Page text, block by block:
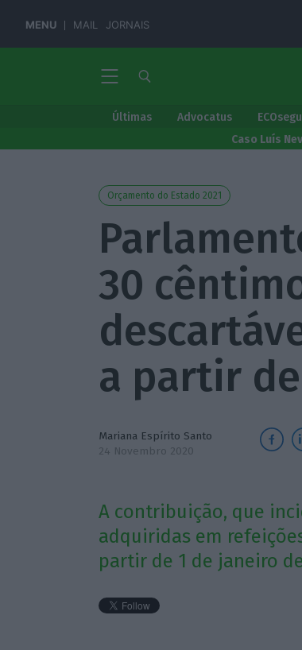
MENU MAIL JORNAIS
Últimas Advocatus
Caso Luís
Orçamento do Estado 2021
30
a partir
Mariana Espírito Santo
24 Novembro 2020
A contribuição, que
adquiridas em
partir de 1 de janeiro